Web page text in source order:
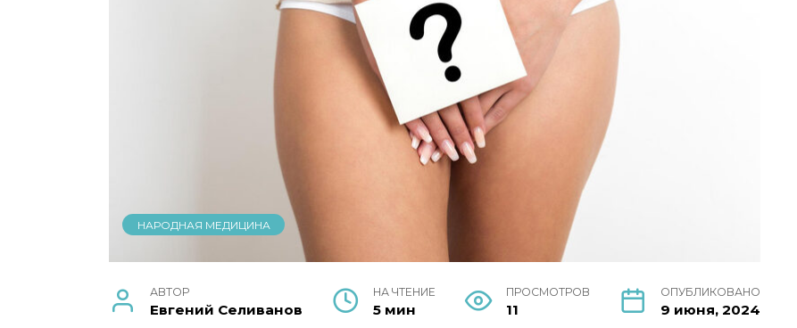
НАРОДНАЯ МЕДИЦИНА
АВТОР
Евгений Селиванов
НА ЧТЕНИЕ
5 мин
ПРОСМОТРОВ
11
ОПУБЛИКОВАНО
9 июня, 2024